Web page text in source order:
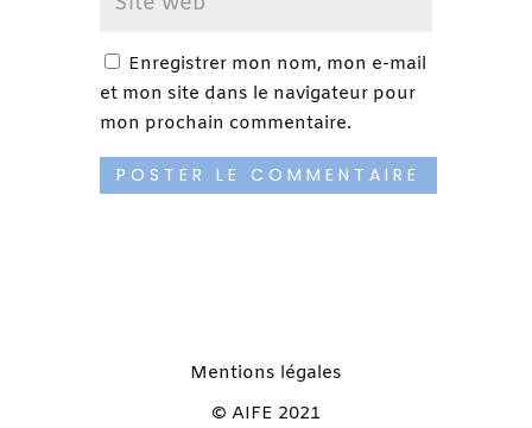
Enregistrer mon nom, mon e-mail
et mon site dans le navigateur pour
mon prochain commentaire.
Mentions légales
© AIFE 2021